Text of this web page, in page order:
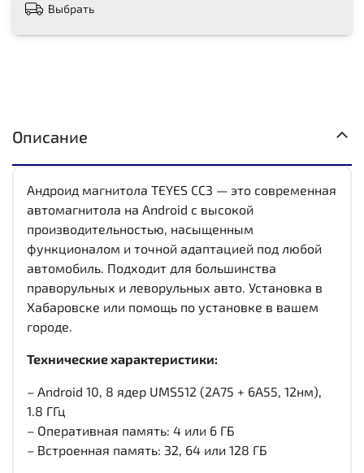
Выбрать
Описание
Андроид магнитола TEYES CC3 — это современная
автомагнитола на Android с высокой
производительностью, насыщенным
функционалом и точной адаптацией под любой
автомобиль. Подходит для большинства
праворульных и леворульных авто. Установка в
Хабаровске или помощь по установке в вашем
городе.
Технические характеристики:
– Android 10, 8 ядер UMS512 (2A75 + 6A55, 12нм),
1.8 ГГц
– Оперативная память: 4 или 6 ГБ
– Встроенная память: 32, 64 или 128 ГБ